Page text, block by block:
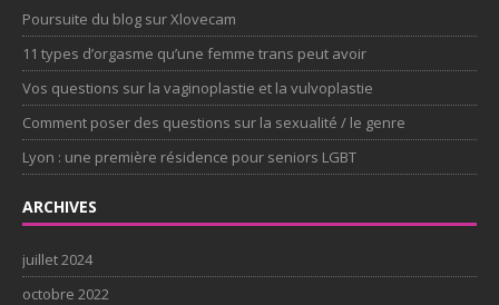
Poursuite du blog sur Xlovecam
11 types d’orgasme qu’une femme trans peut avoir
Vos questions sur la vaginoplastie et la vulvoplastie
Comment poser des questions sur la sexualité / le genre
Lyon : une première résidence pour seniors LGBT
ARCHIVES
juillet 2024
octobre 2022